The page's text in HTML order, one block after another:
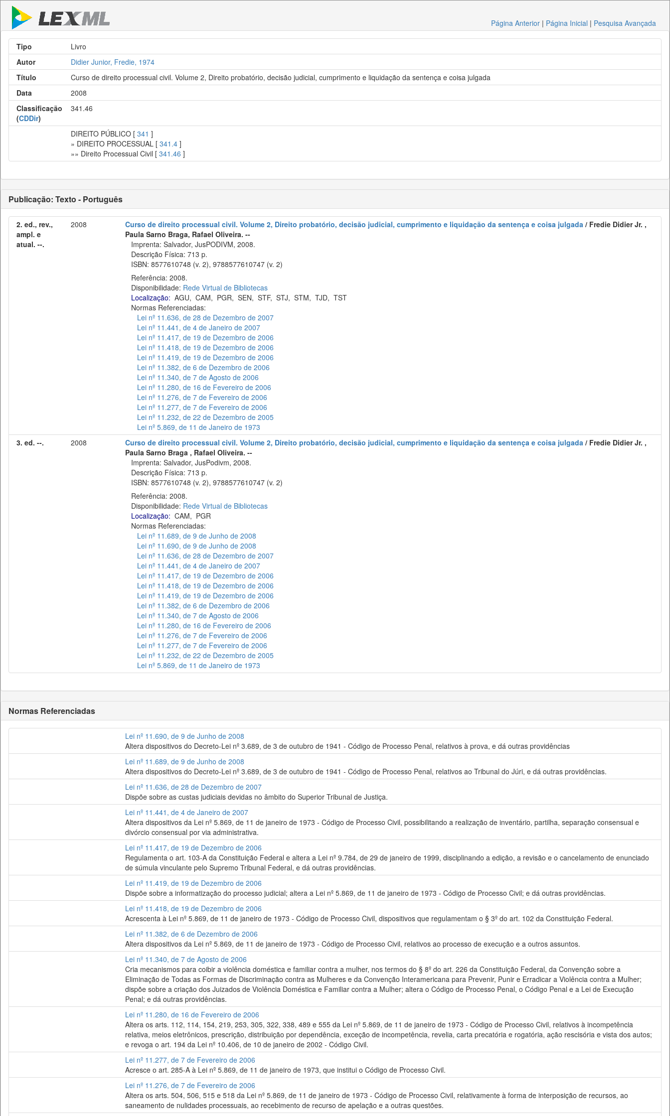
Página Anterior | Página Inicial | Pesquisa Avançada
Tipo
Livro
Autor
Didier Junior, Fredie, 1974
Título
Curso de direito processual civil. Volume 2, Direito probatório, decisão judicial, cumprimento e liquidação da sentença e coisa julgada
Data
2008
Classificação
(CDDir)
341.46
DIREITO PÚBLICO [ 341 ]
» DIREITO PROCESSUAL [ 341.4 ]
»» Direito Processual Civil [ 341.46 ]
Publicação: Texto - Português
2. ed., rev.,
ampl. e
atual. --.
2008 Curso de direito processual civil. Volume 2, Direito probatório, decisão judicial, cumprimento e liquidação da sentença e coisa julgada / Fredie Didier Jr. ,
Paula Sarno Braga, Rafael Oliveira. --
Imprenta: Salvador, JusPODIVM, 2008.
Descrição Física: 713 p.
ISBN: 8577610748 (v. 2), 9788577610747 (v. 2)
Referência: 2008.
Disponibilidade: Rede Virtual de Bibliotecas
Localização: AGU, CAM, PGR, SEN, STF, STJ, STM, TJD, TST
Normas Referenciadas:
Lei nº 11.636, de 28 de Dezembro de 2007
Lei nº 11.441, de 4 de Janeiro de 2007
Lei nº 11.417, de 19 de Dezembro de 2006
Lei nº 11.418, de 19 de Dezembro de 2006
Lei nº 11.419, de 19 de Dezembro de 2006
Lei nº 11.382, de 6 de Dezembro de 2006
Lei nº 11.340, de 7 de Agosto de 2006
Lei nº 11.280, de 16 de Fevereiro de 2006
Lei nº 11.276, de 7 de Fevereiro de 2006
Lei nº 11.277, de 7 de Fevereiro de 2006
Lei nº 11.232, de 22 de Dezembro de 2005
Lei nº 5.869, de 11 de Janeiro de 1973
3. ed. --.
2008 Curso de direito processual civil. Volume 2, Direito probatório, decisão judicial, cumprimento e liquidação da sentença e coisa julgada / Fredie Didier Jr. ,
Paula Sarno Braga , Rafael Oliveira. --
Imprenta: Salvador, JusPodivm, 2008.
Descrição Física: 713 p.
ISBN: 8577610748 (v. 2), 9788577610747 (v. 2)
Referência: 2008.
Disponibilidade: Rede Virtual de Bibliotecas
Localização: CAM, PGR
Normas Referenciadas:
Lei nº 11.689, de 9 de Junho de 2008
Lei nº 11.690, de 9 de Junho de 2008
Lei nº 11.636, de 28 de Dezembro de 2007
Lei nº 11.441, de 4 de Janeiro de 2007
Lei nº 11.417, de 19 de Dezembro de 2006
Lei nº 11.418, de 19 de Dezembro de 2006
Lei nº 11.419, de 19 de Dezembro de 2006
Lei nº 11.382, de 6 de Dezembro de 2006
Lei nº 11.340, de 7 de Agosto de 2006
Lei nº 11.280, de 16 de Fevereiro de 2006
Lei nº 11.276, de 7 de Fevereiro de 2006
Lei nº 11.277, de 7 de Fevereiro de 2006
Lei nº 11.232, de 22 de Dezembro de 2005
Lei nº 5.869, de 11 de Janeiro de 1973
Normas Referenciadas
Lei nº 11.690, de 9 de Junho de 2008
Altera dispositivos do Decreto-Lei nº 3.689, de 3 de outubro de 1941 - Código de Processo Penal, relativos à prova, e dá outras providências
Lei nº 11.689, de 9 de Junho de 2008
Altera dispositivos do Decreto-Lei nº 3.689, de 3 de outubro de 1941 - Código de Processo Penal, relativos ao Tribunal do Júri, e dá outras providências.
Lei nº 11.636, de 28 de Dezembro de 2007
Dispõe sobre as custas judiciais devidas no âmbito do Superior Tribunal de Justiça.
Lei nº 11.441, de 4 de Janeiro de 2007
Altera dispositivos da Lei nº 5.869, de 11 de janeiro de 1973 - Código de Processo Civil, possibilitando a realização de inventário, partilha, separação consensual e
divórcio consensual por via administrativa.
Lei nº 11.417, de 19 de Dezembro de 2006
Regulamenta o art. 103-A da Constituição Federal e altera a Lei nº 9.784, de 29 de janeiro de 1999, disciplinando a edição, a revisão e o cancelamento de enunciado
de súmula vinculante pelo Supremo Tribunal Federal, e dá outras providências.
Lei nº 11.419, de 19 de Dezembro de 2006
Dispõe sobre a informatização do processo judicial; altera a Lei nº 5.869, de 11 de janeiro de 1973 - Código de Processo Civil; e dá outras providências.
Lei nº 11.418, de 19 de Dezembro de 2006
Acrescenta à Lei nº 5.869, de 11 de janeiro de 1973 - Código de Processo Civil, dispositivos que regulamentam o § 3º do art. 102 da Constituição Federal.
Lei nº 11.382, de 6 de Dezembro de 2006
Altera dispositivos da Lei nº 5.869, de 11 de janeiro de 1973 - Código de Processo Civil, relativos ao processo de execução e a outros assuntos.
Lei nº 11.340, de 7 de Agosto de 2006
Cria mecanismos para coibir a violência doméstica e familiar contra a mulher, nos termos do § 8º do art. 226 da Constituição Federal, da Convenção sobre a
Eliminação de Todas as Formas de Discriminação contra as Mulheres e da Convenção Interamericana para Prevenir, Punir e Erradicar a Violência contra a Mulher;
dispõe sobre a criação dos Juizados de Violência Doméstica e Familiar contra a Mulher; altera o Código de Processo Penal, o Código Penal e a Lei de Execução
Penal; e dá outras providências.
Lei nº 11.280, de 16 de Fevereiro de 2006
Altera os arts. 112, 114, 154, 219, 253, 305, 322, 338, 489 e 555 da Lei nº 5.869, de 11 de janeiro de 1973 - Código de Processo Civil, relativos à incompetência
relativa, meios eletrônicos, prescrição, distribuição por dependência, exceção de incompetência, revelia, carta precatória e rogatória, ação rescisória e vista dos autos;
e revoga o art. 194 da Lei nº 10.406, de 10 de janeiro de 2002 - Código Civil.
Lei nº 11.277, de 7 de Fevereiro de 2006
Acresce o art. 285-A à Lei nº 5.869, de 11 de janeiro de 1973, que institui o Código de Processo Civil.
Lei nº 11.276, de 7 de Fevereiro de 2006
Altera os arts. 504, 506, 515 e 518 da Lei nº 5.869, de 11 de janeiro de 1973 - Código de Processo Civil, relativamente à forma de interposição de recursos, ao
saneamento de nulidades processuais, ao recebimento de recurso de apelação e a outras questões.